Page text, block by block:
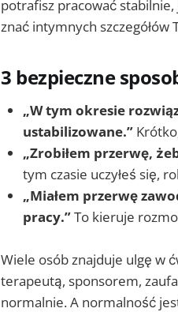
potrafisz pracować
znać intymnych szczegółów
3 bezpieczne
„W tym okresie
ustabilizowane.”
„Zrobiłem przerwę,
tym czasie uczyłeś się,
„Miałem przerwę
pracy.”To kieruje
Wiele osób znajduje ulgę w
terapeutą, sponsorem,
normalnie. A normalność